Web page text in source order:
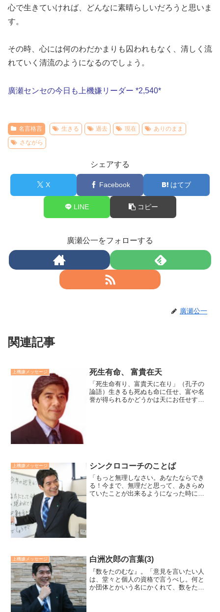
心で生きていければ、どんなに素晴らしいだろうと思いま
す。
その時、心には何のわだかまりも囚われもなく、清しく流
れていく清流のようになるのでしょう。
廣瀬センセの今日も上機嫌リーダー *2,540*
名言格言 生きる 過去 現在
ありのまま
さながら
シェアする
X Facebook はてブ
LINE コピー
廣瀬公一をフォローする
廣瀬公一
関連記事
上機嫌メッセージ 死生有命、 富貴在天
「死生命有り、富貴天に在り」（孔子の
論語）生きるも死ぬも命に任せ、富や名
誉が得られるかどうかは天にお任せす
上機嫌メッセージ シンクロコーチのことば
「もっと無理しなさい。あなたならでき
る！今まで、無理だと思って、あきらめ
ていたことが出来るようになった時に、
上機嫌メッセージ 白洲次郎の言葉(3)
『数をたのむな』。「意見を言いたい人
は、堂々と個人の資格で言うべし。何と
か団体とかいう名にかくれて、数をたの